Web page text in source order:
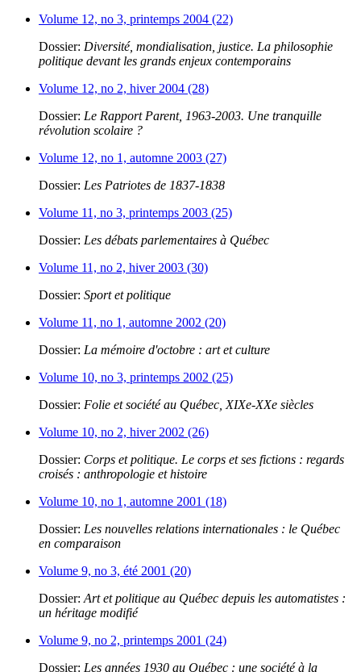
Volume 12, no 3, printemps 2004 (22)
Dossier: Diversité, mondialisation, justice. La philosophie
politique devant les grands enjeux contemporains
Volume 12, no 2, hiver 2004 (28)
Dossier: Le Rapport Parent, 1963-2003. Une tranquille
révolution scolaire ?
Volume 12, no 1, automne 2003 (27)
Dossier: Les Patriotes de 1837-1838
Volume 11, no 3, printemps 2003 (25)
Dossier: Les débats parlementaires à Québec
Volume 11, no 2, hiver 2003 (30)
Dossier: Sport et politique
Volume 11, no 1, automne 2002 (20)
Dossier: La mémoire d'octobre : art et culture
Volume 10, no 3, printemps 2002 (25)
Dossier: Folie et société au Québec, XIXe-XXe siècles
Volume 10, no 2, hiver 2002 (26)
Dossier: Corps et politique. Le corps et ses fictions : regards
croisés : anthropologie et histoire
Volume 10, no 1, automne 2001 (18)
Dossier: Les nouvelles relations internationales : le Québec
en comparaison
Volume 9, no 3, été 2001 (20)
Dossier: Art et politique au Québec depuis les automatistes :
un héritage modifié
Volume 9, no 2, printemps 2001 (24)
Dossier: Les années 1930 au Québec : une société à la